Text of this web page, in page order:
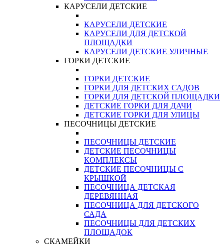
КАРУСЕЛИ ДЕТСКИЕ
КАРУСЕЛИ ДЕТСКИЕ
КАРУСЕЛИ ДЛЯ ДЕТСКОЙ
ПЛОЩАДКИ
КАРУСЕЛИ ДЕТСКИЕ УЛИЧНЫЕ
ГОРКИ ДЕТСКИЕ
ГОРКИ ДЕТСКИЕ
ГОРКИ ДЛЯ ДЕТСКИХ САДОВ
ГОРКИ ДЛЯ ДЕТСКОЙ ПЛОЩАДКИ
ДЕТСКИЕ ГОРКИ ДЛЯ ДАЧИ
ДЕТСКИЕ ГОРКИ ДЛЯ УЛИЦЫ
ПЕСОЧНИЦЫ ДЕТСКИЕ
ПЕСОЧНИЦЫ ДЕТСКИЕ
ДЕТСКИЕ ПЕСОЧНИЦЫ
КОМПЛЕКСЫ
ДЕТСКИЕ ПЕСОЧНИЦЫ С
КРЫШКОЙ
ПЕСОЧНИЦА ДЕТСКАЯ
ДЕРЕВЯННАЯ
ПЕСОЧНИЦА ДЛЯ ДЕТСКОГО
САДА
ПЕСОЧНИЦЫ ДЛЯ ДЕТСКИХ
ПЛОЩАДОК
СКАМЕЙКИ